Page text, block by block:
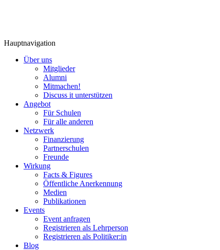
Hauptnavigation
Über uns
Mitglieder
Alumni
Mitmachen!
Discuss it unterstützen
Angebot
Für Schulen
Für alle anderen
Netzwerk
Finanzierung
Partnerschulen
Freunde
Wirkung
Facts & Figures
Öffentliche Anerkennung
Medien
Publikationen
Events
Event anfragen
Registrieren als Lehrperson
Registrieren als Politiker:in
Blog